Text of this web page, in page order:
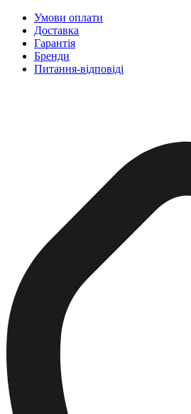
Умови оплати
Доставка
Гарантія
Бренди
Питання-відповіді